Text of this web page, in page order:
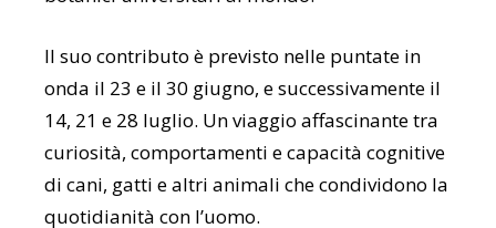
Il suo contributo è previsto nelle puntate in
onda il 23 e il 30 giugno, e successivamente il
14, 21 e 28 luglio. Un viaggio affascinante tra
curiosità, comportamenti e capacità cognitive
di cani, gatti e altri animali che condividono la
quotidianità con l’uomo.